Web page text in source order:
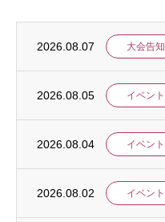
2026.08.07 大会告知
2026.08.05 イベント
2026.08.04 イベント
2026.08.02 イベント